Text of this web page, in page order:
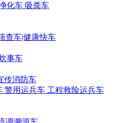
化车 吸粪车
查车|健康快车
事车
传消防车
警用运兵车 工程救险运兵车